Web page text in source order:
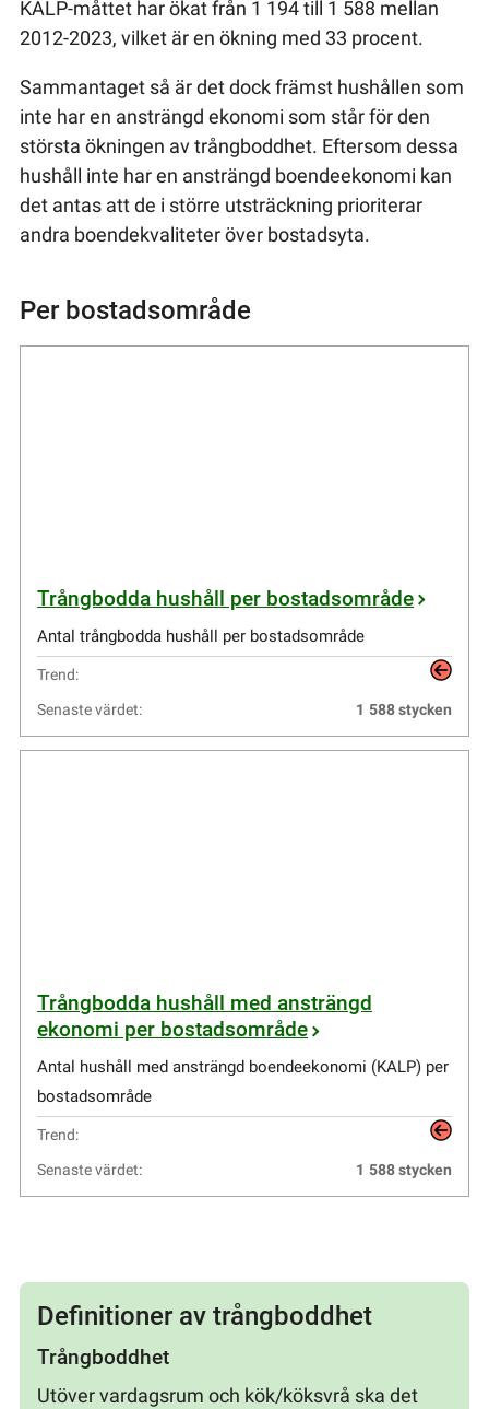
KALP-måttet har ökat från 1 194 till 1 588 mellan
2012-2023, vilket är en ökning med 33 procent.
Sammantaget så är det dock främst hushållen som
inte har en ansträngd ekonomi som står för den
största ökningen av trångboddhet. Eftersom dessa
hushåll inte har en ansträngd boendeekonomi kan
det antas att de i större utsträckning prioriterar
andra boendekvaliteter över bostadsyta.
Per bostadsområde
Trångbodda hushåll per bostadsområde
Antal trångbodda hushåll per bostadsområde
Trend:
Senaste värdet:
1 588stycken
Trångbodda hushåll med ansträngd
ekonomi per bostadsområde
Antal hushåll med ansträngd boendeekonomi (KALP) per
bostadsområde
Trend:
Senaste värdet:
1 588stycken
Definitioner av trångboddhet
Trångboddhet
Utöver vardagsrum och kök/köksvrå ska det